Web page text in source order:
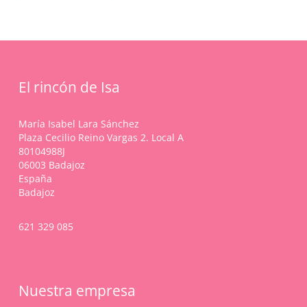
en
de
producto
Las
pueden
la
página
El rincón de Isa
María Isabel Lara Sánchez
Plaza Cecilio Reino Vargas 2. Local A
80104988J
06003 Badajoz
España
Badajoz
621 329 085
Nuestra empresa